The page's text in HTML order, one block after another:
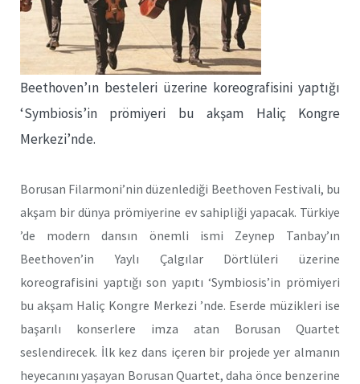
Beethoven’ın besteleri üzerine koreografisini yaptığı
‘Symbiosis’in prömiyeri bu akşam Haliç Kongre
Merkezi’nde.
Borusan Filarmoni’nin düzenlediği Beethoven Festivali, bu
akşam bir dünya prömiyerine ev sahipliği yapacak. Türkiye
’de modern dansın önemli ismi Zeynep Tanbay’ın
Beethoven’in Yaylı Çalgılar Dörtlüleri üzerine
koreografisini yaptığı son yapıtı ‘Symbiosis’in prömiyeri
bu akşam Haliç Kongre Merkezi ’nde. Eserde müzikleri ise
başarılı konserlere imza atan Borusan Quartet
seslendirecek. İlk kez dans içeren bir projede yer almanın
heyecanını yaşayan Borusan Quartet, daha önce benzerine